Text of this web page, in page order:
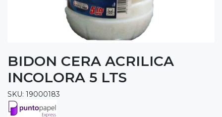
BIDON CERA ACRILICA
INCOLORA 5 LTS
SKU: 19000183